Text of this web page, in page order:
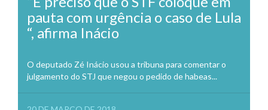
pauta com urgência o caso de Lula
“, afirma Inácio
O deputado Zé Inácio usou a tribuna para comentar o
julgamento do STJ que negou o pedido de habeas...